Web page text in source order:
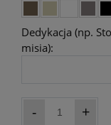
Dedykacja (np.
misia):
- +